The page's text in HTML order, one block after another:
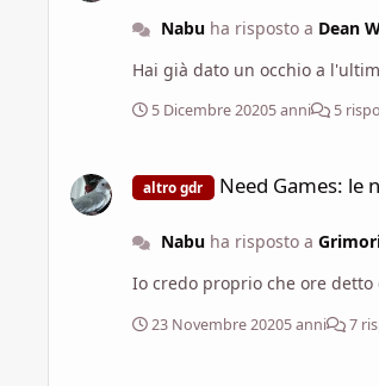
Nabuha risposto a Dean
Hai già dato un occhio a
5 Dicembre 20205 anni 5
altro gdr Need Games: le
Nabuha risposto a
Io credo proprio che ore
23 Novembre 20205 anni 7